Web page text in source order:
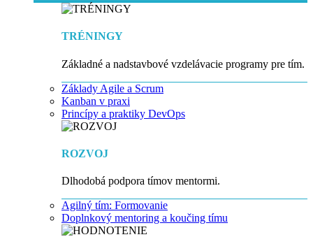
TRÉNINGY
Základné a nadstavbové vzdelávacie programy pre tím.
Základy Agile a Scrum
Kanban v praxi
Princípy a praktiky DevOps
ROZVOJ
Dlhodobá podpora tímov mentormi.
Agilný tím: Formovanie
Doplnkový mentoring a koučing tímu